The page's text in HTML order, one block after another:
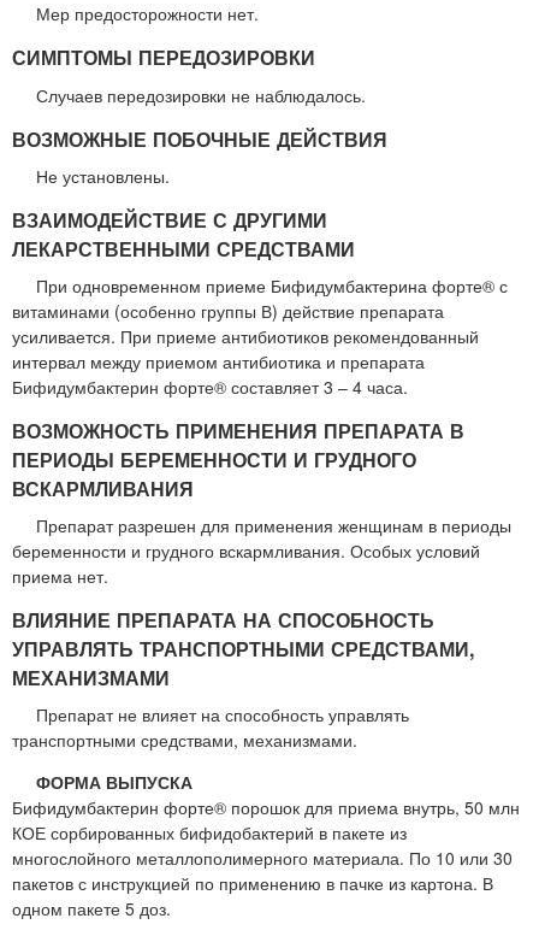
Мер предосторожности нет.
СИМПТОМЫ ПЕРЕДОЗИРОВКИ
Случаев передозировки не наблюдалось.
ВОЗМОЖНЫЕ ПОБОЧНЫЕ ДЕЙСТВИЯ
Не установлены.
ВЗАИМОДЕЙСТВИЕ С ДРУГИМИ
ЛЕКАРСТВЕННЫМИ СРЕДСТВАМИ
При одновременном приеме Бифидумбактерина форте® с
витаминами (особенно группы В) действие препарата
усиливается. При приеме антибиотиков рекомендованный
интервал между приемом антибиотика и препарата
Бифидумбактерин форте® составляет 3 – 4 часа.
ВОЗМОЖНОСТЬ ПРИМЕНЕНИЯ ПРЕПАРАТА В
ПЕРИОДЫ БЕРЕМЕННОСТИ И ГРУДНОГО
ВСКАРМЛИВАНИЯ
Препарат разрешен для применения женщинам в периоды
беременности и грудного вскармливания. Особых условий
приема нет.
ВЛИЯНИЕ ПРЕПАРАТА НА СПОСОБНОСТЬ
УПРАВЛЯТЬ ТРАНСПОРТНЫМИ СРЕДСТВАМИ,
МЕХАНИЗМАМИ
Препарат не влияет на способность управлять
транспортными средствами, механизмами.
ФОРМА ВЫПУСКА
Бифидумбактерин форте® порошок для приема внутрь, 50 млн
КОЕ сорбированных бифидобактерий в пакете из
многослойного металлополимерного материала. По 10 или 30
пакетов с инструкцией по применению в пачке из картона. В
одном пакете 5 доз.